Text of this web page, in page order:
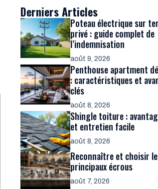
Derniers Articles
Poteau électrique sur
privé : guide complet de
l’indemnisation
août 9, 2026
Penthouse apartment
: caractéristiques et
clés
août 8, 2026
Shingle toiture :
et entretien facile
août 8, 2026
Reconnaître et choisir
principaux écrous
août 7, 2026